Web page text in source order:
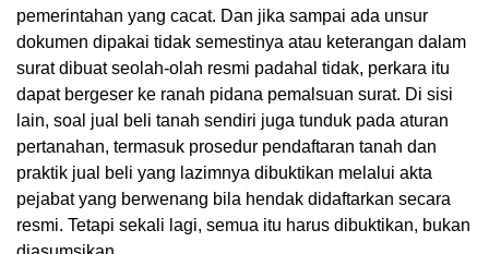
pemerintahan yang cacat. Dan jika sampai ada unsur
dokumen dipakai tidak semestinya atau keterangan dalam
surat dibuat seolah-olah resmi padahal tidak, perkara itu
dapat bergeser ke ranah pidana pemalsuan surat. Di sisi
lain, soal jual beli tanah sendiri juga tunduk pada aturan
pertanahan, termasuk prosedur pendaftaran tanah dan
praktik jual beli yang lazimnya dibuktikan melalui akta
pejabat yang berwenang bila hendak didaftarkan secara
resmi. Tetapi sekali lagi, semua itu harus dibuktikan, bukan